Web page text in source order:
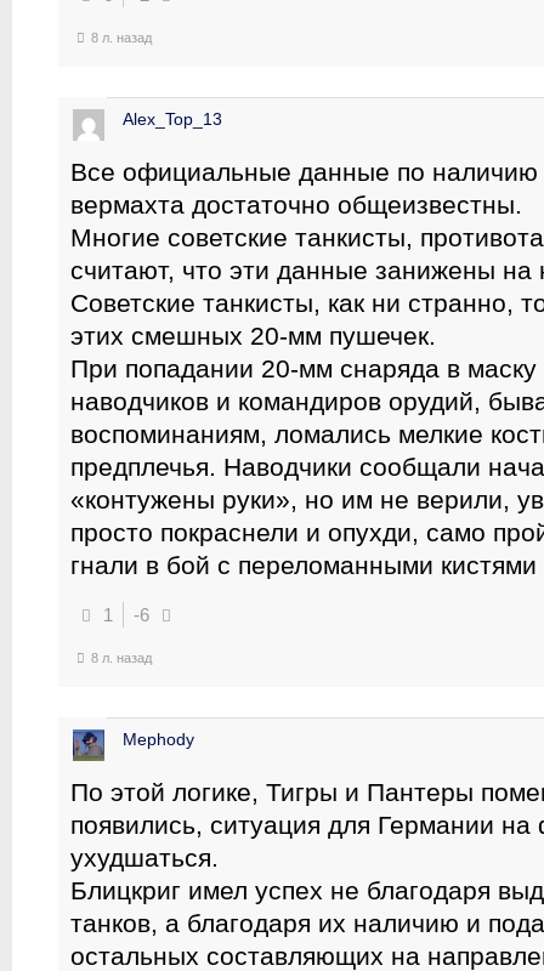
8 л. назад
Alex_Top_13
Все официальные данные по наличию
вермахта достаточно общеизвестны.
Многие советские танкисты,
считают, что эти данные занижены на
Советские танкисты, как ни странно,
этих смешных 20-мм пушечек.
При попадании 20-мм снаряда в маску
наводчиков и командиров орудий,
воспоминаниям, ломались мелкие
предплечья. Наводчики сообщали
«контужены руки», но им не верили,
просто покраснели и опухди, само
гнали в бой с переломанными
1 -6
8 л. назад
Mephody
По этой логике, Тигры и Пантеры
появились, ситуация для Германии
ухудшаться.
Блицкриг имел успех не благодаря
танков, а благодаря их наличию и
остальных составляющих на